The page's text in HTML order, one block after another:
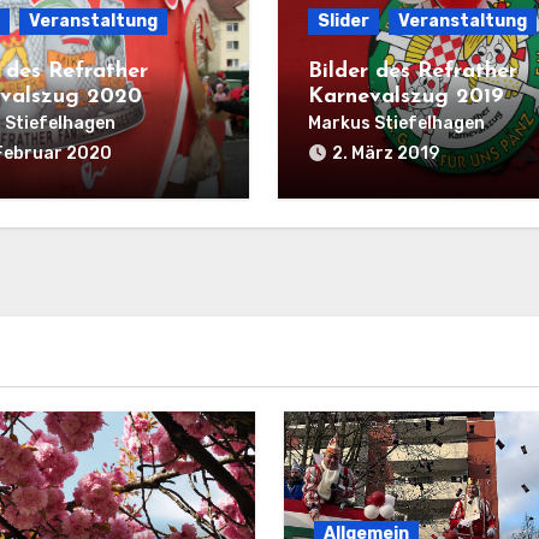
Veranstaltung
des Refrather
2020
Stiefelhagen
2020
Slider Veranstaltung
Bilder des Refrather
Karnevalszug 2019
Markus Stiefelhagen
2. März 2019
Allgemein